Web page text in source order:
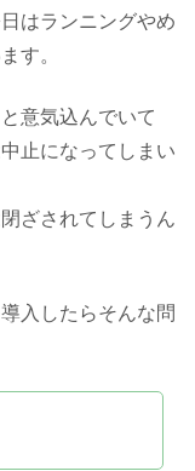
はランニングやめ
す。
意気込んでいて
止になってしまい
ざされてしまうん
入したらそんな問